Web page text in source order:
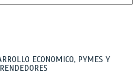
ECONOMICO, PYMES Y